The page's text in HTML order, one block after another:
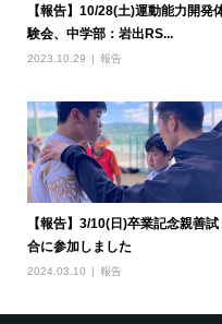
【報告】10/28(土)運動能力開発
験会、中学部：岩出RS...
2023.10.29 報告
【報告】3/10(日)卒業記念親善試
合に参加しました
2024.03.10 報告